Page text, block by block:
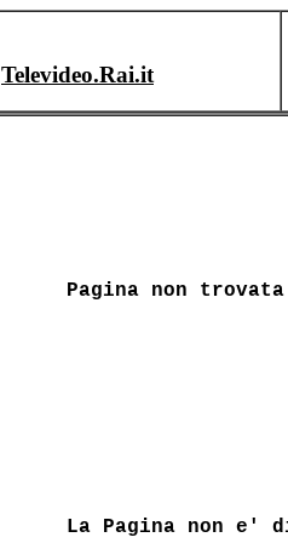
Televideo.Rai.it
Pagina non trovata
La Pagina non e'